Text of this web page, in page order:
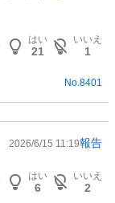
はい
21
いいえ
1
No. 8401
2026/6/15 11:19報告
はい
6
いいえ
2